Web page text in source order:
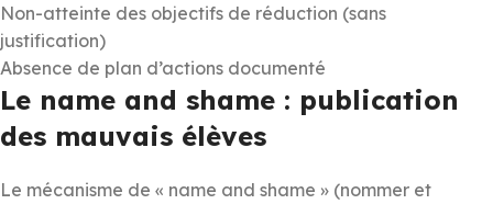
Non-atteinte des objectifs de réduction (sans
justification)
Absence de plan d’actions documenté
Le name and shame : publication
des mauvais élèves
Le mécanisme de « name and shame » (nommer et